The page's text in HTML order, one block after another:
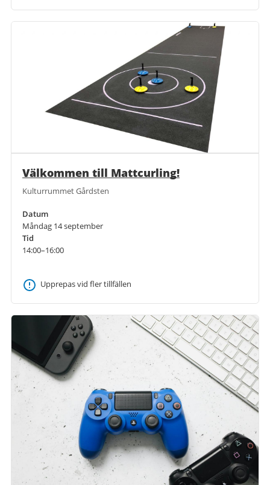
Välkommen till Mattcurling!
Kulturrummet Gårdsten
Datum
Måndag 14 september
Tid
14:00–16:00
Upprepas vid fler tillfällen